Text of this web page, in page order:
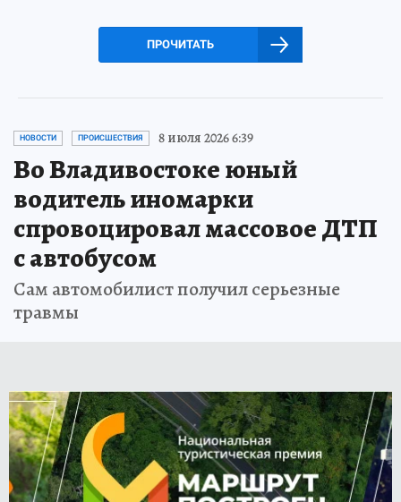
ПРОЧИТАТЬ
НОВОСТИ ПРОИСШЕСТВИЯ 8 июля 2026 6:39
Во Владивостоке юный
водитель иномарки
спровоцировал массовое ДТП
с автобусом
Сам автомобилист получил серьезные
травмы